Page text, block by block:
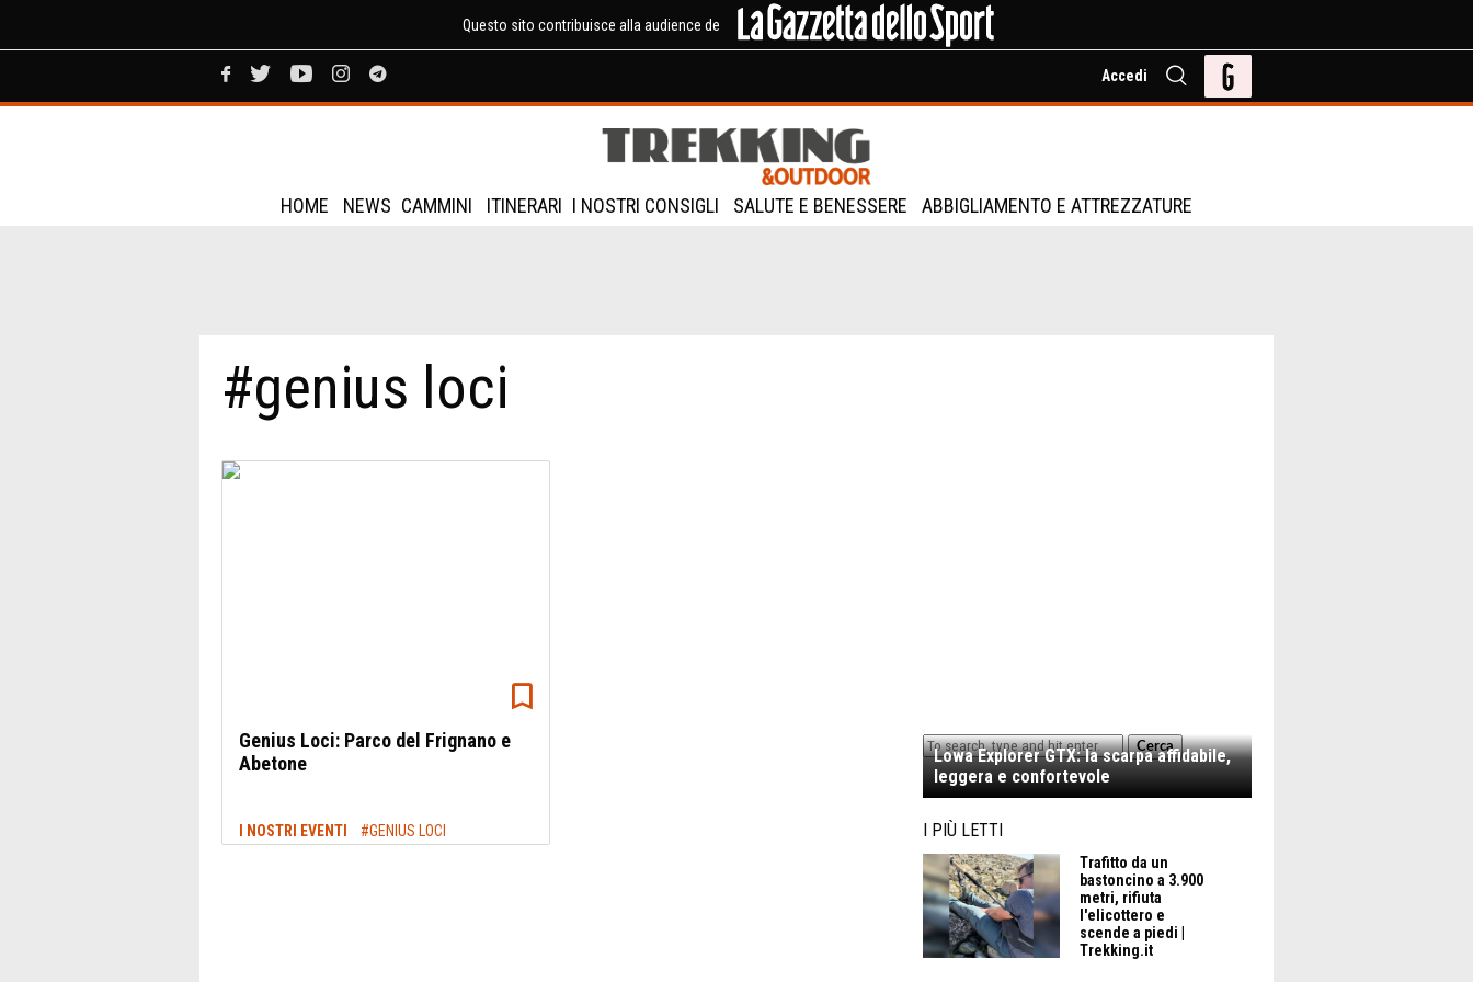
Questo sito contribuisce alla audience de
Accedi
HOME NEWS CAMMINI ITINERARI I NOSTRI CONSIGLI SALUTE E BENESSERE ABBIGLIAMENTO E ATTREZZATURE
#genius loci
Genius Loci: Parco del Frignano e
Abetone
I NOSTRI EVENTI #GENIUS LOCI
Cerca
Lowa Explorer GTX: la scarpa affidabile,
leggera e confortevole
I PIÙ LETTI
Trafitto da un
bastoncino a 3.900
metri, rifiuta
l'elicottero e
scende a piedi |
Trekking.it